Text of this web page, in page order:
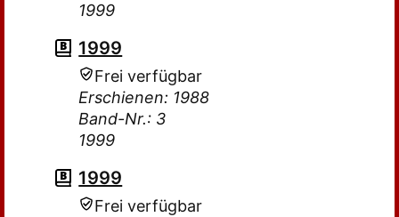
1999
1999
Frei verfügbar
Erschienen: 1988
Band-Nr.: 3
1999
1999
Frei verfügbar